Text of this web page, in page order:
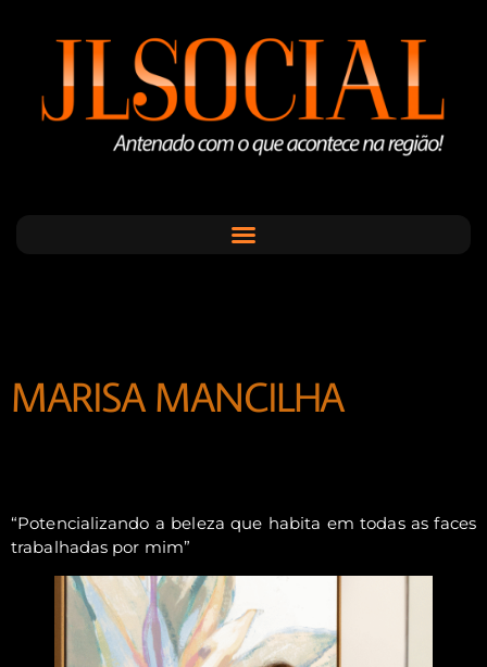
MARISA MANCILHA
“Potencializando a beleza que habita em todas as faces
trabalhadas por mim”